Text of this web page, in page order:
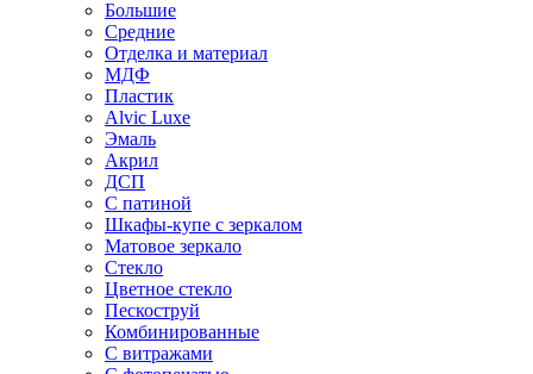
Большие
Средние
Отделка и материал
МДФ
Пластик
Alvic Luxe
Эмаль
Акрил
ДСП
С патиной
Шкафы-купе с зеркалом
Матовое зеркало
Стекло
Цветное стекло
Пескоструй
Комбинированные
С витражами